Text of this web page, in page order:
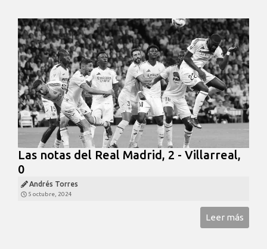
Las notas del Real Madrid, 2 - Villarreal,
0
Andrés Torres
5 octubre, 2024
Leer más